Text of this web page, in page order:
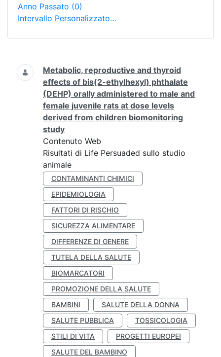
Anno Passato (0)
Intervallo Personalizzato…
Ricerca
Metabolic, reproductive and thyroid
effects of bis(2-ethylhexyl) phthalate
(DEHP) orally administered to male and
female juvenile rats at dose levels
derived from children biomonitoring
study
Contenuto Web
Risultati di Life Persuaded sullo studio
animale
CONTAMINANTI CHIMICI
EPIDEMIOLOGIA
FATTORI DI RISCHIO
SICUREZZA ALIMENTARE
DIFFERENZE DI GENERE
TUTELA DELLA SALUTE
BIOMARCATORI
PROMOZIONE DELLA SALUTE
BAMBINI
SALUTE DELLA DONNA
SALUTE PUBBLICA
TOSSICOLOGIA
STILI DI VITA
PROGETTI EUROPEI
SALUTE DEL BAMBINO